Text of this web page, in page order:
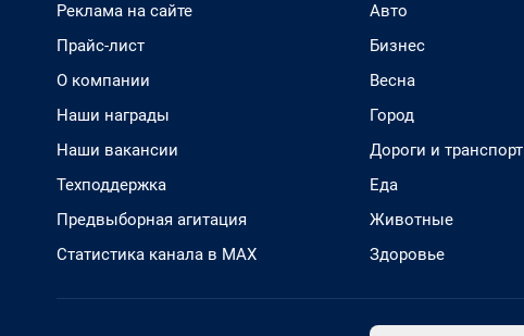
Реклама на сайте
Прайс-лист
О компании
Наши награды
Наши вакансии
Техподдержка
Предвыборная агитация
Статистика канала в MAX
Авто
Бизнес
Весна
Город
Дороги и транспорт
Еда
Животные
Здоровье